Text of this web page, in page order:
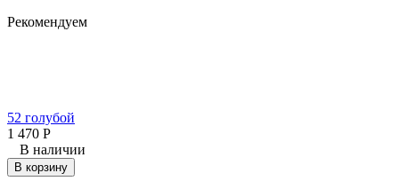
Рекомендуем
52 голубой
1 470 Р
В наличии
В корзину